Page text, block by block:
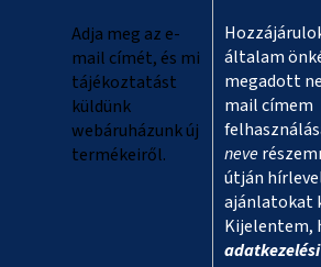
Adja meg az e-
mail címét, és mi
tájékoztatást
küldünk
webáruházunk új
termékeiről.
általam
megadott
mail címem
neve
útján
ajánlatokat
Kijelentem,